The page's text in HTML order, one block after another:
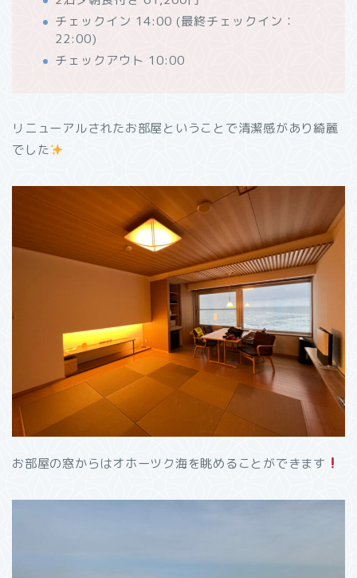
チェックイン 14:00 (最終チェックイン：
22:00)
チェックアウト 10:00
リニューアルされたお部屋ということで清潔感があり綺麗
でした
お部屋の窓からはオホーツク海を眺めることができます